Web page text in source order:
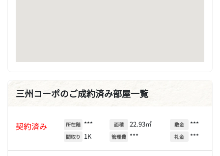
三州コーポのご成約済み部屋一覧
契約済み 所在階 ***
間取り 1K
面積 22.93㎡
管理費 ***
敷金 ***
礼金 ***